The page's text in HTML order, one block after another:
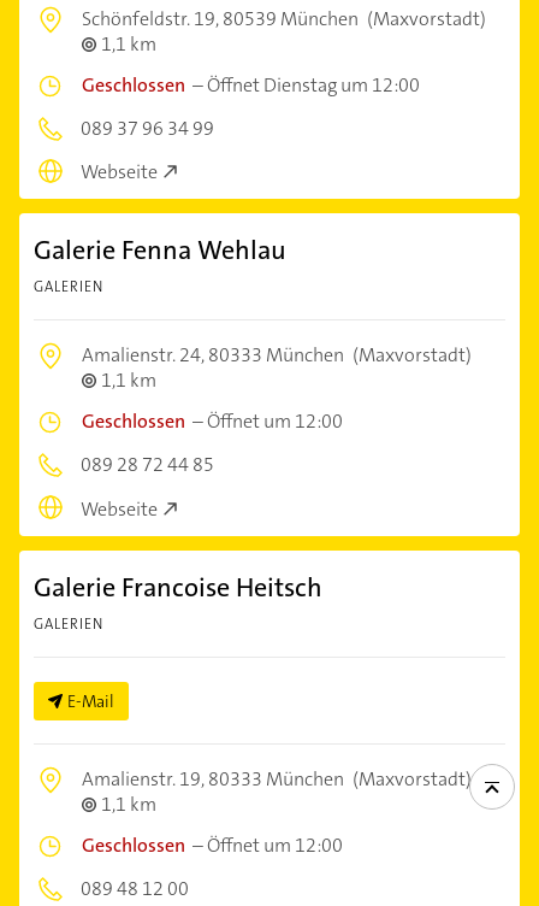
Schönfeldstr. 19,80539 München (Maxvorstadt)
1,1 km
Geschlossen –Öffnet Dienstag um 12:00
089 37 96 34 99
Webseite
Galerie Fenna Wehlau
GALERIEN
Amalienstr. 24,80333 München (Maxvorstadt)
1,1 km
Geschlossen –Öffnet um 12:00
089 28 72 44 85
Webseite
Galerie Francoise Heitsch
GALERIEN
E-Mail
Amalienstr. 19,80333 München (Maxvorstadt)
1,1 km
Geschlossen –Öffnet um 12:00
089 48 12 00